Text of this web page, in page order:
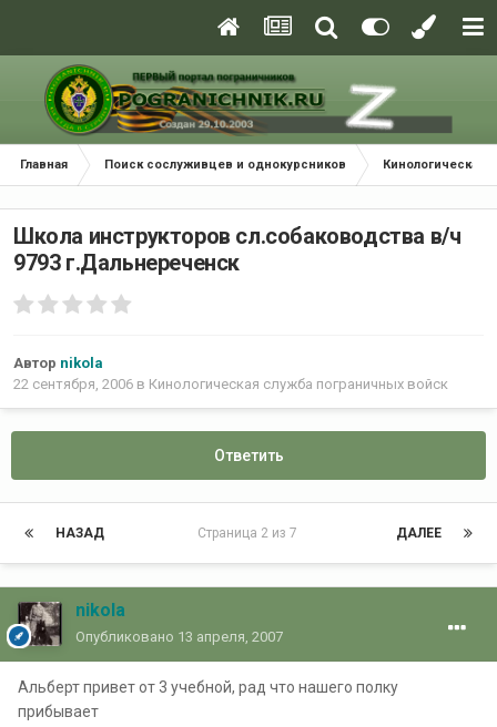
Главная Поиск сослуживцев и однокурсников Кинологическая
Школа инструкторов сл.собаководства в/ч
9793 г.Дальнереченск
Автор nikola
22 сентября, 2006 в Кинологическая служба пограничных войск
Ответить
НАЗАД ДАЛЕЕ
Страница 2 из 7
nikola
Опубликовано 13 апреля, 2007
Альберт привет от 3 учебной, рад что нашего полку
прибывает